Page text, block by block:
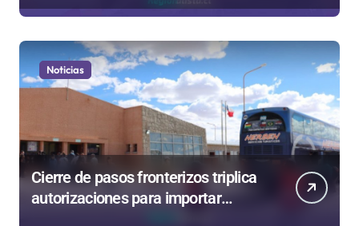
Noticias
Cierre de pasos fronterizos triplica
autorizaciones para importar